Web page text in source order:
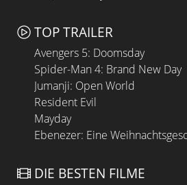
TOP TRAILER
Avengers 5: Doomsday
Spider-Man 4: Brand New Day
Jumanji: Open World
Resident Evil
Mayday
Ebenezer: Eine
DIE BESTEN FILME